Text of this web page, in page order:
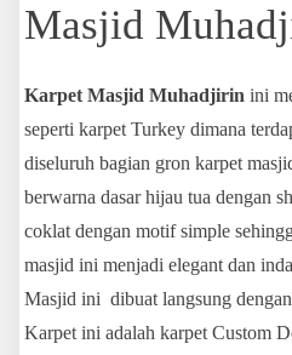
Masjid
Karpet Masjid Muhadjirin ini
seperti karpet Turkey dimana
diseluruh bagian gron karpet
berwarna dasar hijau tua dengan
coklat dengan motif simple
masjid ini menjadi elegant dan
Masjid ini dibuat langsung dengan
Karpet ini adalah karpet Custom